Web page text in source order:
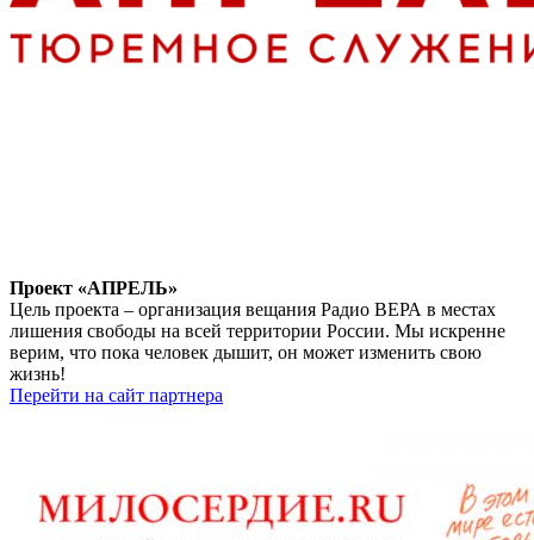
Проект «АПРЕЛЬ»
Цель проекта – организация вещания Радио ВЕРА в местах
лишения свободы на всей территории России. Мы искренне
верим, что пока человек дышит, он может изменить свою
жизнь!
Перейти на сайт партнера